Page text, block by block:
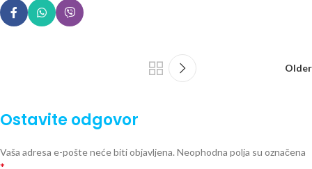
Older
Ostavite odgovor
Vaša adresa e-pošte neće biti objavljena. Neophodna polja su označena